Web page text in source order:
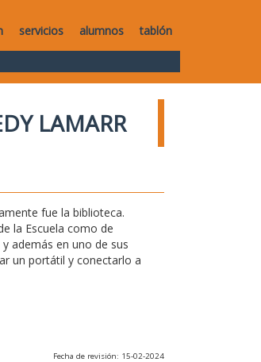
servicios alumnos tablón
LAMARR
fue la biblioteca.
la Escuela como de
además en uno de sus
un portátil y conectarlo a
Fecha de revisión: 15-02-2024